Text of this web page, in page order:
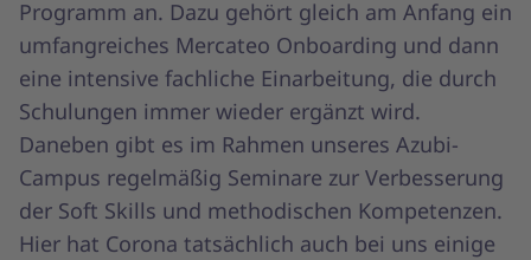
Programm an. Dazu gehört gleich am Anfang ein
umfangreiches Mercateo Onboarding und dann
eine intensive fachliche Einarbeitung, die durch
Schulungen immer wieder ergänzt wird.
Daneben gibt es im Rahmen unseres Azubi-
Campus regelmäßig Seminare zur Verbesserung
der Soft Skills und methodischen Kompetenzen.
Hier hat Corona tatsächlich auch bei uns einige